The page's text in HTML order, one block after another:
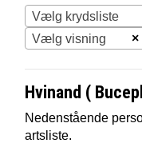
Vælg krydsliste
×
Vælg visning
Hvinand (
Nedenstående
artsliste.